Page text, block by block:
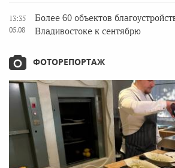
13:35
05.08
Более 60 объектов
Владивостоке к сентябрю
ФОТОРЕПОРТАЖ